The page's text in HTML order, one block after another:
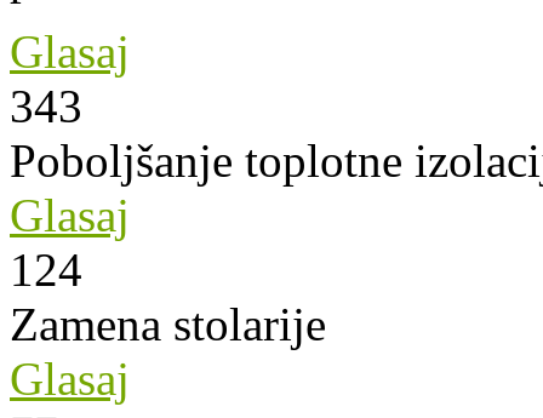
Glasaj
343
Poboljšanje toplotne
Glasaj
124
Zamena stolarije
Glasaj